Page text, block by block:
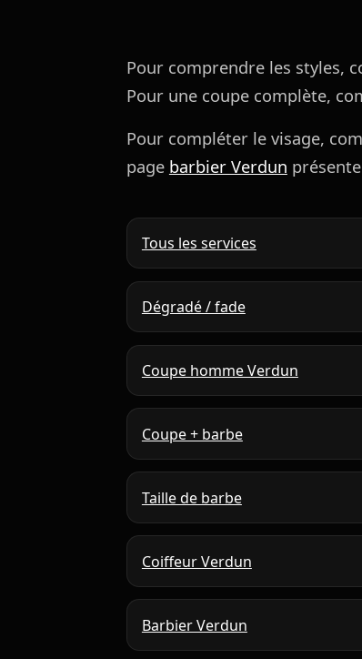
Pour comprendre les styles,
Pour une coupe complète,
Pour compléter le visage,
page barbier Verdun présente
Tous les services
Dégradé / fade
Coupe homme Verdun
Coupe + barbe
Taille de barbe
Coiffeur Verdun
Barbier Verdun